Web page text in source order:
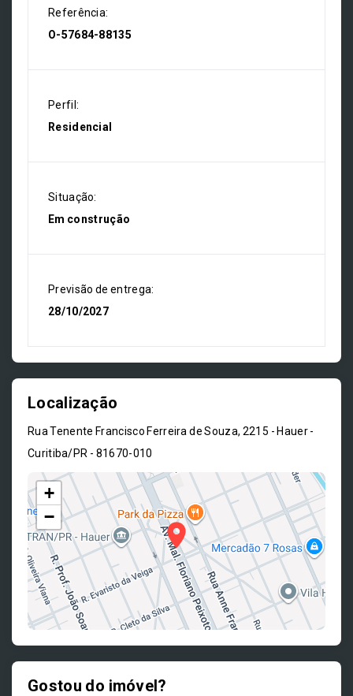
Referência:
O-57684-88135
Perfil:
Residencial
Situação:
Em construção
Previsão de entrega:
28/10/2027
Localização
Rua Tenente Francisco Ferreira de Souza, 2215 - Hauer -
Curitiba/PR - 81670-010
+
−
Gostou do imóvel?